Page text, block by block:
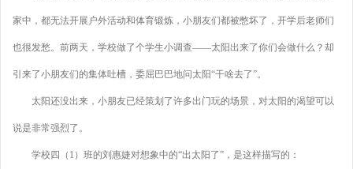
家中，都无法开展户外活动和体育锻炼，小朋友们都被憋坏了，开学后老师们
也很发愁。前两天，学校做了个学生小调查——太阳出来了你们会做什么？却
引来了小朋友们的集体吐槽，委屈巴巴地问太阳“干啥去了”。
太阳还没出来，小朋友已经策划了许多出门玩的场景，对太阳的渴望可以
说是非常强烈了。
学校四（1）班的刘惠婕对想象中的“出太阳了”，是这样描写的：